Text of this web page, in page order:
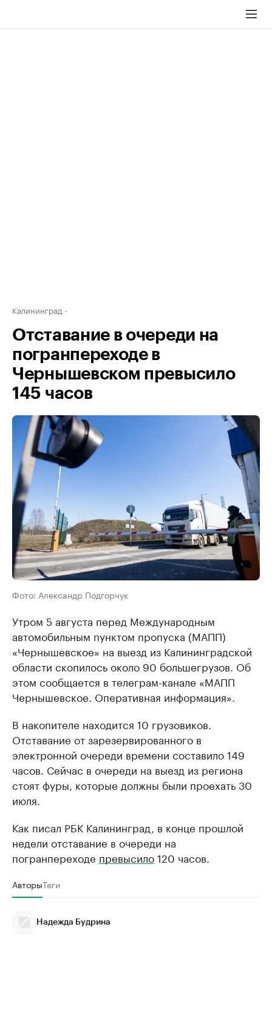
Калининград
Отставание в очереди на
погранпереходе в
Чернышевском превысило
145 часов
Фото: Александр Подгорчук
Утром 5 августа перед Международным
автомобильным пунктом пропуска (МАПП)
«Чернышевское» на выезд из Калининградской
области скопилось около 90 большегрузов. Об
этом сообщается в телеграм-канале «МАПП
Чернышевское. Оперативная информация».
В накопителе находится 10 грузовиков.
Отставание от зарезервированного в
электронной очереди времени составило 149
часов. Сейчас в очереди на выезд из региона
стоят фуры, которые должны были проехать 30
июля.
Как писал РБК Калининград, в конце прошлой
недели отставание в очереди на
погранпереходе превысило120 часов.
АвторыТеги
Надежда Будрина